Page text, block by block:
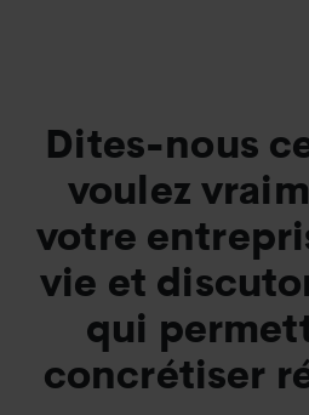
Dites-nous
voulez
votre
vie et
qui
concrétiser